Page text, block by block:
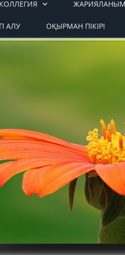
ЖАРИЯЛАНЫМ
АЛУ ОҚЫРМАН ПІКІРІ